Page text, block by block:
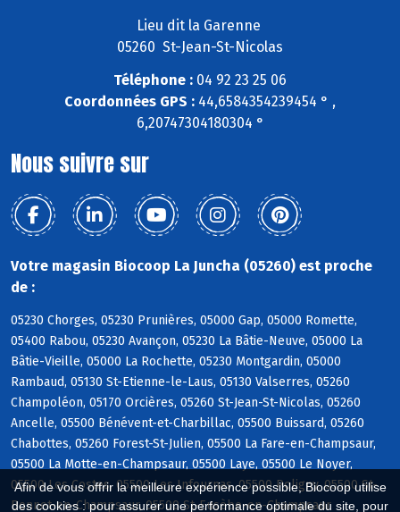
Afin de vous offrir la meilleure expérience possible, Biocoop utilise
des cookies : pour assurer une performance optimale du site, pour
Lieu dit la Garenne
05260 St-Jean-St-Nicolas
Téléphone : 04 92 23 25 06
Coordonnées GPS : 44,6584354239454 ° ,
6,20747304180304 °
Nous suivre sur
Votre magasin Biocoop La Juncha (05260) est proche
de :
05230 Chorges, 05230 Prunières, 05000 Gap, 05000 Romette,
05400 Rabou, 05230 Avançon, 05230 La Bâtie-Neuve, 05000 La
Bâtie-Vieille, 05000 La Rochette, 05230 Montgardin, 05000
Rambaud, 05130 St-Etienne-le-Laus, 05130 Valserres, 05260
Champoléon, 05170 Orcières, 05260 St-Jean-St-Nicolas, 05260
Ancelle, 05500 Bénévent-et-Charbillac, 05500 Buissard, 05260
Chabottes, 05260 Forest-St-Julien, 05500 La Fare-en-Champsaur,
05500 La Motte-en-Champsaur, 05500 Laye, 05500 Le Noyer,
05500 Les Costes, 05500 Les Infournas, 05500 Poligny, 05500 St-
Bonnet-en-Champsaur, 05500 St-Eusèbe-en-Champsaur